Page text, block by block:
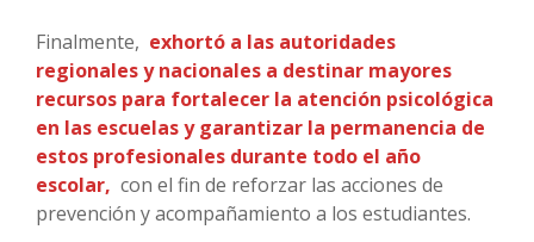
Finalmente, exhortó a las autoridades
regionales y nacionales a destinar mayores
recursos para fortalecer la atención psicológica
en las escuelas y garantizar la permanencia de
estos profesionales durante todo el año
escolar, con el fin de reforzar las acciones de
prevención y acompañamiento a los estudiantes.